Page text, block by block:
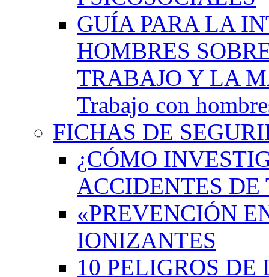
GUÍA PARA LA
HOMBRES
TRABAJO Y LA
Trabajo con
FICHAS DE
¿CÓMO
ACCIDENTES DE
«PREVENCIÓN
IONIZANTES
10 PELIGROS